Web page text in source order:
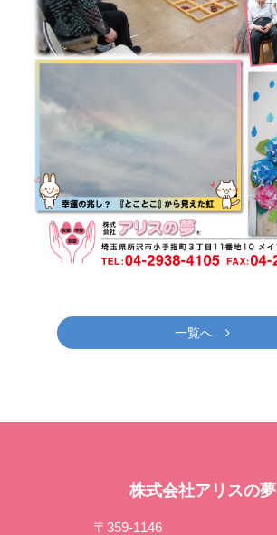
一覧へ
株式会社アリスの夢
〒359-1146